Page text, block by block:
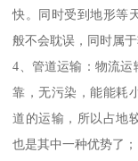
快。同时受到地形等
般不会耽误，同时属
4、管道运输：物流
靠，无污染，能能耗
道的运输，所以占地
也是其中一种优势了；